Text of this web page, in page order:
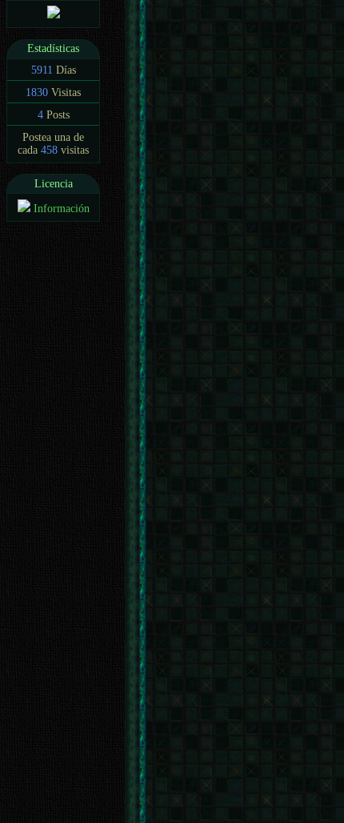
Estadísticas
5911 Días
1830 Visitas
4Posts
Postea una de
cada458 visitas
Licencia
Información